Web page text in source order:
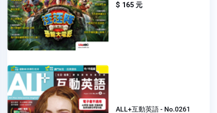
$ 165 元
ALL+互動英語 - No.0261